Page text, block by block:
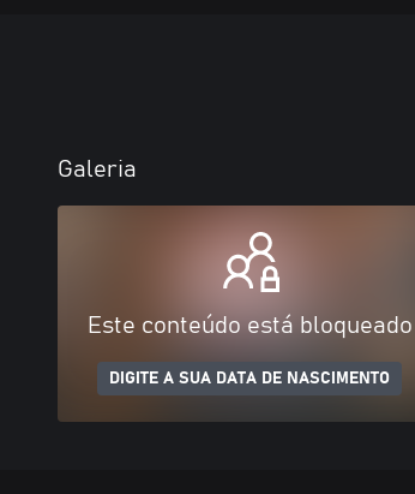
Galeria
Este conteúdo está bloqueado
DIGITE A SUA DATA DE NASCIMENTO